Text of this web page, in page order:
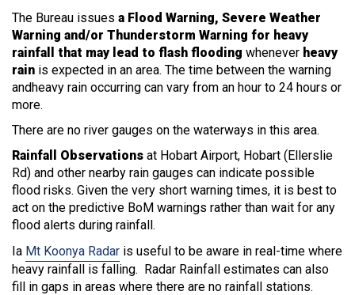
The Bureau issues a Flood Warning, Severe Weather
Warning and/or Thunderstorm Warning for heavy
rainfall that may lead to flash flooding whenever heavy
rain is expected in an area. The time between the warning
andheavy rain occurring can vary from an hour to 24 hours or
more.
There are no river gauges on the waterways in this area.
Rainfall Observations at Hobart Airport, Hobart (Ellerslie
Rd) and other nearby rain gauges can indicate possible
flood risks. Given the very short warning times, it is best to
act on the predictive BoM warnings rather than wait for any
flood alerts during rainfall.
Ia Mt Koonya Radar is useful to be aware in real-time where
heavy rainfall is falling. Radar Rainfall estimates can also
fill in gaps in areas where there are no rainfall stations.